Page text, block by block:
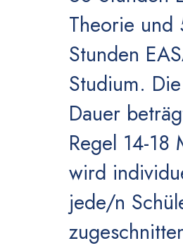
Theorie und
Stunden
Studium.
Dauer
Regel 14-18
wird
jede/n